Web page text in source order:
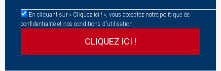
En cliquant sur « Cliquez ici ! », vous acceptez notre politique de
confidentialité et nos conditions d'utilisation.